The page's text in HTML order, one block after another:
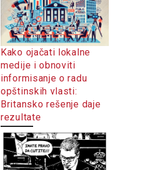
Kako ojačati lokalne
medije i obnoviti
informisanje o radu
opštinskih vlasti:
Britansko rešenje daje
rezultate